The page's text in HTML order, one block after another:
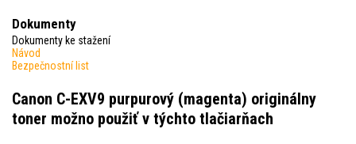
Dokumenty
Dokumenty ke stažení
Návod
Bezpečnostní list
Canon C-EXV9 purpurový (magenta) originálny
toner možno použiť v týchto tlačiarňach